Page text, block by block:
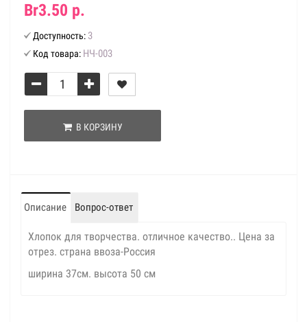
Br3.50 р.
Доступность: 3
Код товара: НЧ-003
В КОРЗИНУ
Описание Вопрос-ответ
Хлопок для творчества. отличное качество.. Цена за
отрез. страна ввоза-Россия
ширина 37см. высота 50 см